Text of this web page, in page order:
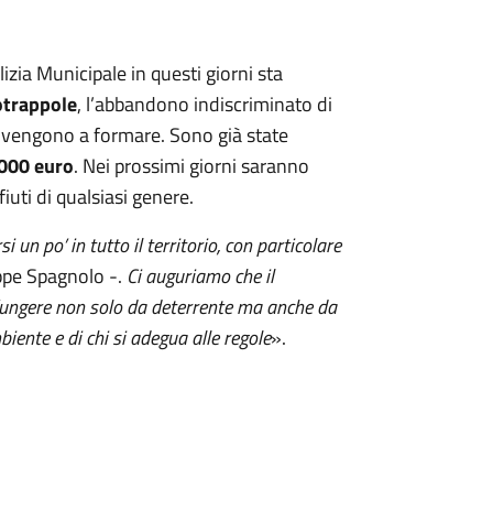
Municipale in questi giorni sta
, l’abbandono indiscriminato di
a formare. Sono già state
euro. Nei prossimi giorni saranno
di qualsiasi genere.
un po’ in tutto il territorio, con particolare
Spagnolo -. Ci auguriamo che il
non solo da deterrente ma anche da
e di chi si adegua alle regole».